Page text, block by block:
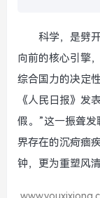
科学，是劈
向前的核心引擎
综合国力的决定
《人民日报》发
假。”这一振聋
界存在的沉疴痼
钟，更为重塑风